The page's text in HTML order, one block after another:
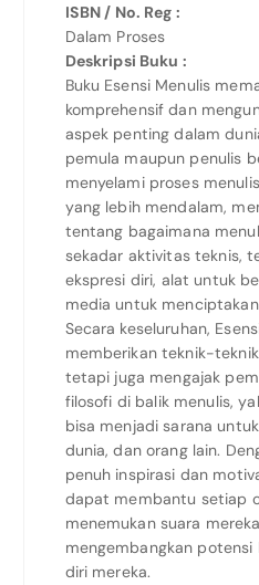
ISBN / No. Reg :
Dalam Proses
Deskripsi Buku :
Buku Esensi Menulis
komprehensif dan
aspek penting dalam
pemula maupun penulis
menyelami proses
yang lebih mendalam,
tentang bagaimana
sekadar aktivitas teknis,
ekspresi diri, alat untuk
media untuk
Secara keseluruhan,
memberikan teknik-
tetapi juga mengajak
filosofi di balik menulis,
bisa menjadi sarana
dunia, dan orang lain.
penuh inspirasi dan
dapat membantu setiap
menemukan suara
mengembangkan
diri mereka.